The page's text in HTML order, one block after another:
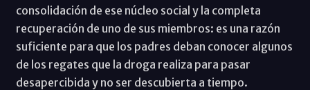
consolidación de ese núcleo social y la completa
recuperación de uno de sus miembros: es una razón
suficiente para que los padres deban conocer algunos
de los regates que la droga realiza para pasar
desapercibida y no ser descubierta a tiempo.